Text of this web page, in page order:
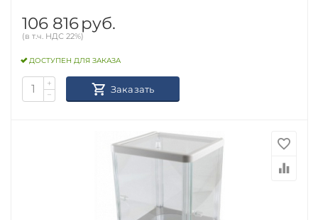
106 816руб.
(в т.ч. НДС 22%)
ДОСТУПЕН ДЛЯ ЗАКАЗА
+
−
Заказать